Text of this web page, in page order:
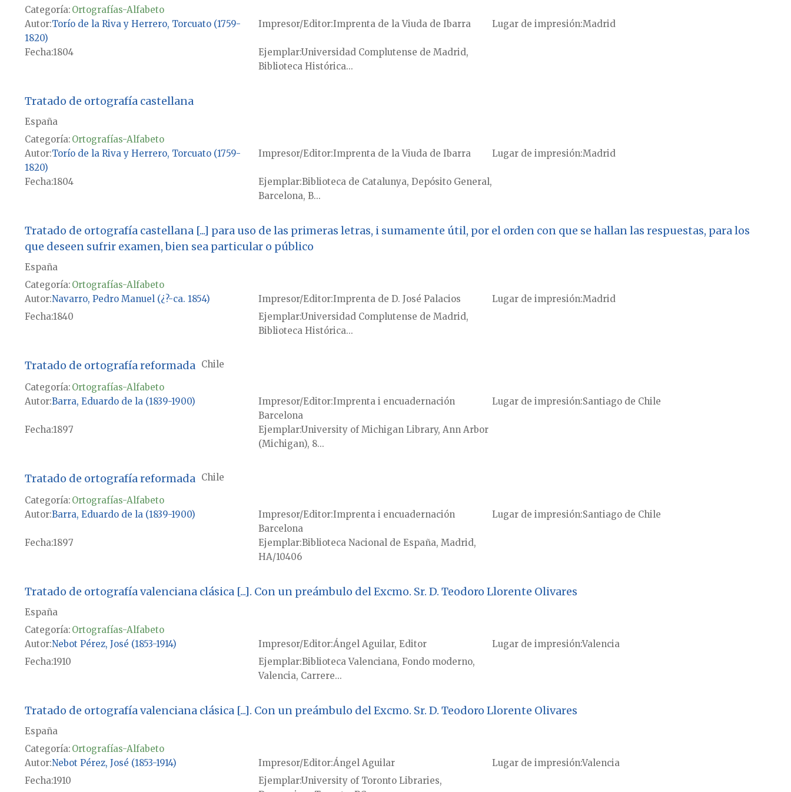
Categoría: Ortografías-Alfabeto
Autor Torío de la Riva y Herrero, Torcuato (1759-
1820)
Impresor/Editor Imprenta de la Viuda de Ibarra Lugar de impresión Madrid
Fecha1804 EjemplarUniversidad Complutense de Madrid,
Biblioteca Histórica...
Tratado de ortografía castellana
España
Categoría: Ortografías-Alfabeto
Autor Torío de la Riva y Herrero, Torcuato (1759-
1820)
Impresor/Editor Imprenta de la Viuda de Ibarra Lugar de impresión Madrid
Fecha1804 Ejemplar Biblioteca de Catalunya, Depósito General,
Barcelona, B...
Tratado de ortografía castellana [...] para uso de las primeras letras, i sumamente útil, por el orden con que se hallan las respuestas, para los
que deseen sufrir examen, bien sea particular o público
España
Categoría: Ortografías-Alfabeto
Autor Navarro, Pedro Manuel (¿?-ca. 1854) Impresor/Editor Imprenta de D. José Palacios Lugar de impresión Madrid
Fecha1840 EjemplarUniversidad Complutense de Madrid,
Biblioteca Histórica...
Tratado de ortografía reformada Chile
Categoría: Ortografías-Alfabeto
Autor Barra, Eduardo de la (1839-1900) Impresor/Editor Imprenta i encuadernación
Barcelona
Lugar de impresión Santiago de Chile
Fecha1897 EjemplarUniversity of Michigan Library, Ann Arbor
(Michigan), 8...
Tratado de ortografía reformada Chile
Categoría: Ortografías-Alfabeto
Autor Barra, Eduardo de la (1839-1900) Impresor/Editor Imprenta i encuadernación
Barcelona
Lugar de impresión Santiago de Chile
Fecha1897 Ejemplar Biblioteca Nacional de España, Madrid,
HA/10406
Tratado de ortografía valenciana clásica [...]. Con un preámbulo del Excmo. Sr. D. Teodoro Llorente Olivares
España
Categoría: Ortografías-Alfabeto
Autor Nebot Pérez, José (1853-1914) Impresor/Editor Ángel Aguilar, Editor Lugar de impresiónValencia
Fecha1910 Ejemplar Biblioteca Valenciana, Fondo moderno,
Valencia, Carrere...
Tratado de ortografía valenciana clásica [...]. Con un preámbulo del Excmo. Sr. D. Teodoro Llorente Olivares
España
Categoría: Ortografías-Alfabeto
Autor Nebot Pérez, José (1853-1914) Impresor/Editor Ángel Aguilar Lugar de impresiónValencia
Fecha1910 EjemplarUniversity of Toronto Libraries,